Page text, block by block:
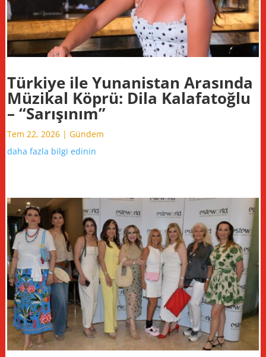
Türkiye ile Yunanistan Arasında
Müzikal Köprü: Dila Kalafatoğlu
– “Sarışınım”
Tem 22, 2026 | Gündem
daha fazla bilgi edinin